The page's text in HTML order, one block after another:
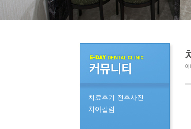
치료후기 전후사진
치아칼럼